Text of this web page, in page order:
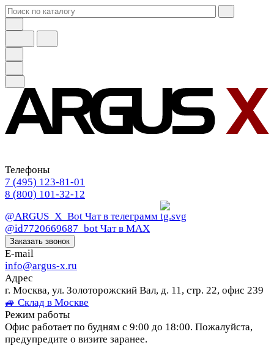
Телефоны
7 (495) 123-81-01
8 (800) 101-32-12
@ARGUS_X_Bot Чат в телеграмм
@id7720669687_bot Чат в МАХ
Заказать звонок
E-mail
info@argus-x.ru
Адрес
г. Москва, ул. Золоторожский Вал, д. 11, стр. 22, офис 239
🚙 Склад в Москве
Режим работы
Офис работает по будням с 9:00 до 18:00. Пожалуйста,
предупредите о визите заранее.